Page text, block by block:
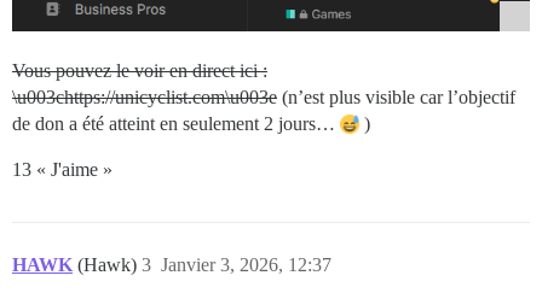
Vous pouvez le voir en direct ici :
\u003chttps://unicyclist.com\u003e (n’est plus visible car l’objectif
de don a été atteint en seulement 2 jours…
)
13 « J'aime »
HAWK (Hawk) Janvier 3, 2026, 12:37
3